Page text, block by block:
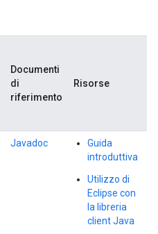
Documenti
di
riferimento
Risorse
Javadoc
Guida
introduttiva
Utilizzo di
Eclipse con
la libreria
client Java